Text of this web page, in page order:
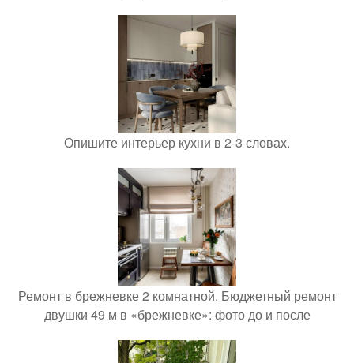
Опишите интерьер кухни в 2-3 словах.
Ремонт в брежневке 2 комнатной. Бюджетный ремонт
двушки 49 м в «брежневке»: фото до и после